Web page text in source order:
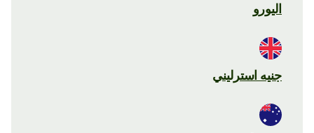
اليورو
جنيه استرليني